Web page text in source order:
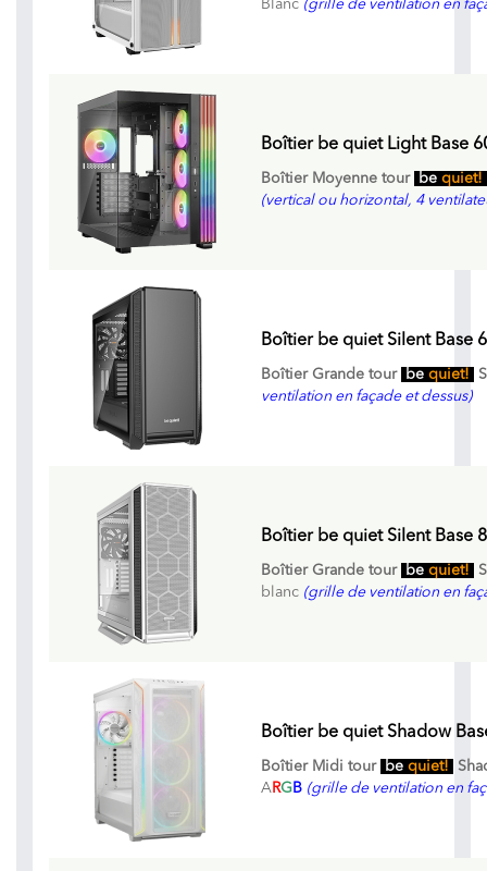
Blanc (grille de ventilation en
Boîtier be quiet Light Base
Boîtier Moyenne tour be quiet!
(vertical ou horizontal, 4
Boîtier be quiet Silent Base
Boîtier Grande tour be quiet!
ventilation en façade et dessus)
Boîtier be quiet Silent Base
Boîtier Grande tour be quiet!
blanc (grille de ventilation en
Boîtier be quiet Shadow
Boîtier Midi tour be quiet!
ARGB (grille de ventilation en